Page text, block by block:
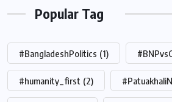
Popular Tag
#BangladeshPolitics (1)
#humanity_first (2)